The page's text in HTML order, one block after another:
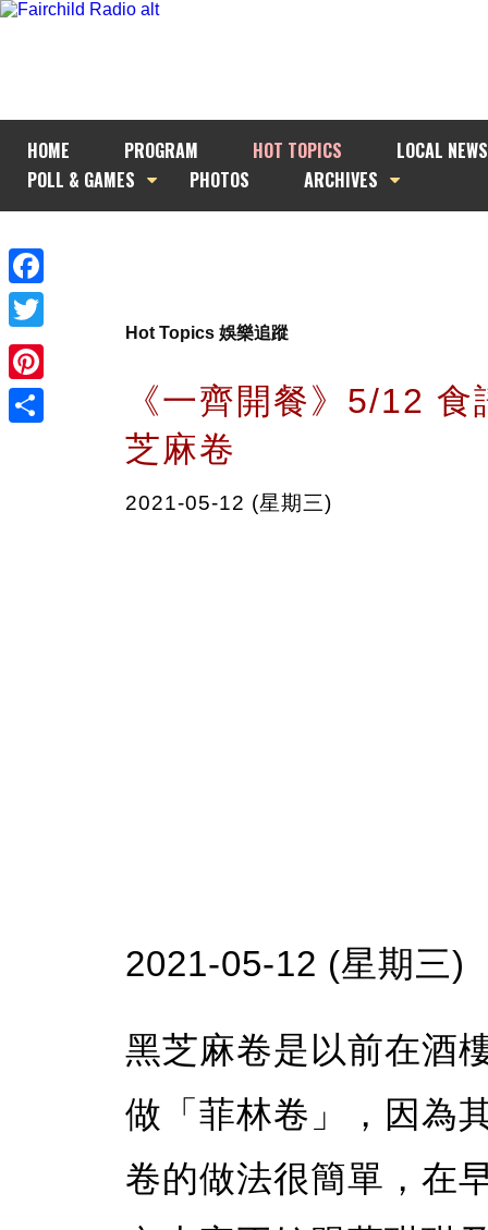
HOME PROGRAM HOT TOPICS
LOCAL NEWS
POLL & GAMES
PHOTOS ARCHIVES
Facebook
Twitter
Pinterest
Hot Topics 娛樂追蹤
《一齊開餐》5/12
芝麻卷
2021-05-12 (星期三)
2021-05-12 (星期三)
黑芝麻卷是以前在酒
做「菲林卷」，因為
卷的做法很簡單，在